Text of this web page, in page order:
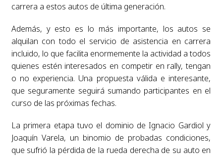
carrera a estos autos de última generación.
Además, y esto es lo más importante, los autos se
alquilan con todo el servicio de asistencia en carrera
incluido, lo que facilita enormemente la actividad a todos
quienes estén interesados en competir en rally, tengan
o no experiencia. Una propuesta válida e interesante,
que seguramente seguirá sumando participantes en el
curso de las próximas fechas.
La primera etapa tuvo el dominio de Ignacio Gardiol y
Joaquín Varela, un binomio de probadas condiciones,
que sufrió la pérdida de la rueda derecha de su auto en